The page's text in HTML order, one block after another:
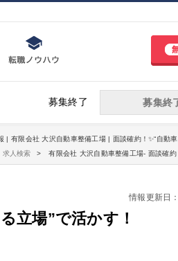
募集終
募集終了
| 有限会社 大沢自動車整備工場 | 面談確約！✨“自動
求人検索 有限会社 大沢自動車整備工場- 面談確約
情報更新日
立場”で活かす！